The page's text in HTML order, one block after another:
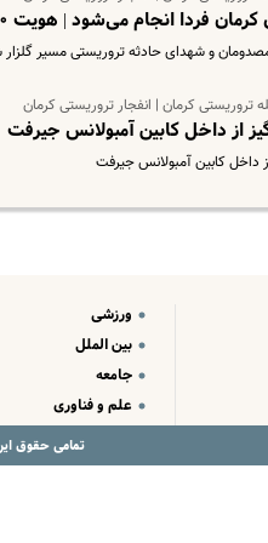
انجام می‌شود | هویت ۷۰ درصد شهدا شناسایی شد‌
حادثه تروریستی مسیر گلزار شهدای کرمان ۸۴ شهید و ۲۸۴ مصدوم
تروریستی کرمان | انفجار تروریستی کرمان
از داخل کابین آمبولانس جیرفت
داخل کابین آمبولانس جیرفت
ورزشی
بین الملل
جامعه
علم و فناوری
تمامی حقوق